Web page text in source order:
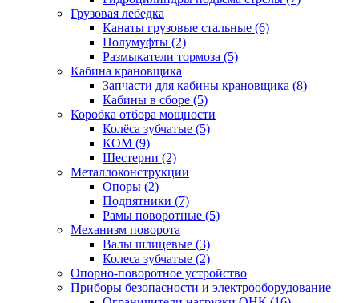
Грузовая лебедка
Канаты грузовые стальные (6)
Полумуфты (2)
Размыкатели тормоза (5)
Кабина крановщика
Запчасти для кабины крановщика (8)
Кабины в сборе (5)
Коробка отбора мощности
Колёса зубчатые (5)
КОМ (9)
Шестерни (2)
Металлоконструкции
Опоры (2)
Подпятники (7)
Рамы поворотные (5)
Механизм поворота
Валы шлицевые (3)
Колеса зубчатые (2)
Опорно-поворотное устройство
Приборы безопасности и электрооборудование